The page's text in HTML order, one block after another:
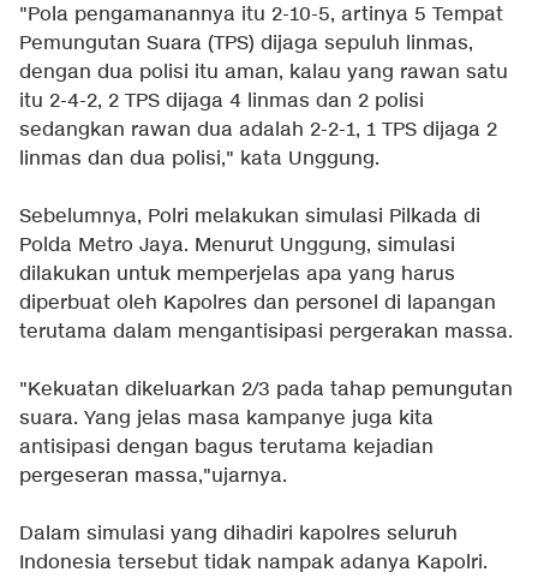
"Pola pengamanannya itu 2-10-5, artinya 5 Tempat
Pemungutan Suara (TPS) dijaga sepuluh linmas,
dengan dua polisi itu aman, kalau yang rawan satu
itu 2-4-2, 2 TPS dijaga 4 linmas dan 2 polisi
sedangkan rawan dua adalah 2-2-1, 1 TPS dijaga 2
linmas dan dua polisi," kata Unggung.
Sebelumnya, Polri melakukan simulasi Pilkada di
Polda Metro Jaya. Menurut Unggung, simulasi
dilakukan untuk memperjelas apa yang harus
diperbuat oleh Kapolres dan personel di lapangan
terutama dalam mengantisipasi pergerakan massa.
"Kekuatan dikeluarkan 2/3 pada tahap pemungutan
suara. Yang jelas masa kampanye juga kita
antisipasi dengan bagus terutama kejadian
pergeseran massa,"ujarnya.
Dalam simulasi yang dihadiri kapolres seluruh
Indonesia tersebut tidak nampak adanya Kapolri.